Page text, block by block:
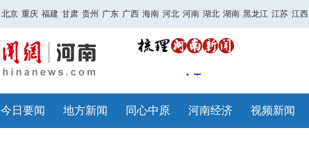
北京 重庆 福建 甘肃 贵州 广东 广西 海南 河北 河南 湖北 湖南 黑龙江 江苏 江西
今日要闻 地方新闻 同心中原 河南经济 视频新闻